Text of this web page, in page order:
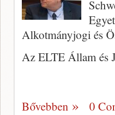
Alkotmányjogi és
Az ELTE Állam és
Bővebben 0